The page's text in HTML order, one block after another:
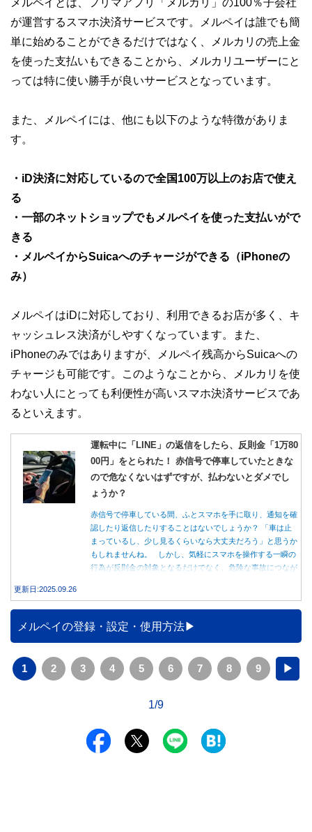
が運営するスマホ決済サービスです。メルペイは誰でも簡
単に始めることができるだけではなく、メルカリの売上金
を使った支払いもできることから、メルカリユーザーにと
っては特に使い勝手が良いサービスとなっています。
また、メルペイには、他にも以下のような特徴がありま
す。
・iD決済に対応しているので全国100万以上のお店で使え
る
・一部のネットショップでもメルペイを使った支払いがで
きる
・メルペイからSuicaへのチャージができる（iPhoneの
み）
メルペイはiDに対応しており、利用できるお店が多く、キ
ャッシュレス決済がしやすくなっています。また、
iPhoneのみではありますが、メルペイ残高からSuicaへの
チャージも可能です。このようなことから、メルカリを使
わない人にとっても利便性が高いスマホ決済サービスであ
るといえます。
運転中に「LINE」の返信をしたら、反則金「1万80
00円」をとられた！ 赤信号で停車していたときな
ので危なくないはずですが、払わないとダメでし
ょうか？
赤信号で停車している間、ふとスマホを手に取り、通知を確
認したり返信したりすることはないでしょうか？ 「車は止
まっているし、少し見るくらいなら大丈夫だろう」と思うか
もしれませんね。 しかし、気軽にスマホを操作する一瞬の
行為が反則金の対象となるだけでなく、危険な事故につなが
更新日:2025.09.26
メルペイの登録・設定・使用方法
1 2 3 4 5 6 7 8 9 ▶
1/9